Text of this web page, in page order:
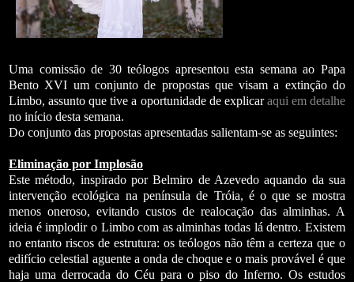
Uma comissão de 30 teólogos apresentou esta semana ao Papa
Bento XVI um conjunto de propostas que visam a extinção do
Limbo, assunto que tive a oportunidade de explicaraqui em detalhe
no início desta semana.
Do conjunto das propostas apresentadas salientam-se as seguintes:
Eliminação por Implosão
Este método, inspirado por Belmiro de Azevedo aquando da sua
intervenção ecológica na península de Tróia, é o que se mostra
menos oneroso, evitando custos de realocação das alminhas. A
ideia é implodir o Limbo com as alminhas todas lá dentro. Existem
no entanto riscos de estrutura: os teólogos não têm a certeza que o
edifício celestial aguente a onda de choque e o mais provável é que
haja uma derrocada do Céu para o piso do Inferno. Os estudos